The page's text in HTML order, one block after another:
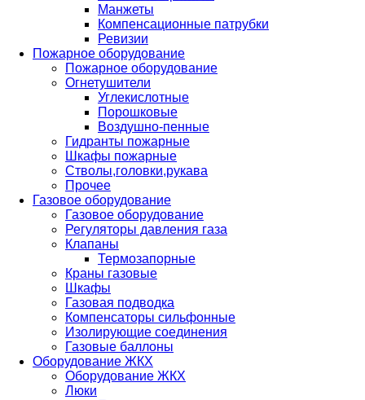
Манжеты
Компенсационные патрубки
Ревизии
Пожарное оборудование
Пожарное оборудование
Огнетушители
Углекислотные
Порошковые
Воздушно-пенные
Гидранты пожарные
Шкафы пожарные
Стволы,головки,рукава
Прочее
Газовое оборудование
Газовое оборудование
Регуляторы давления газа
Клапаны
Термозапорные
Краны газовые
Шкафы
Газовая подводка
Компенсаторы сильфонные
Изолирующие соединения
Газовые баллоны
Оборудование ЖКХ
Оборудование ЖКХ
Люки